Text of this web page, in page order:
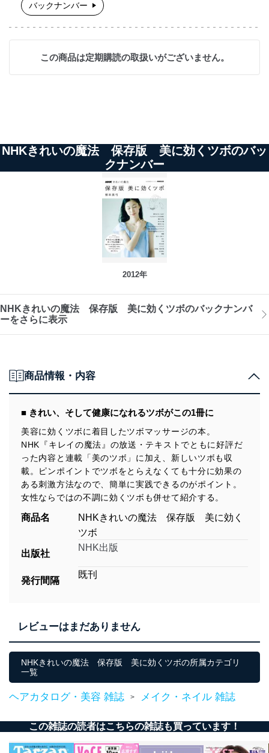
バックナンバー
この商品は定期購読の取扱いがございません。
NHKきれいの魔法 保存版 美に効くツボのバッ
クナンバー
2012年
NHKきれいの魔法 保存版 美に効くツボのバックナンバ
ーをさらに表示
商品情報・内容
■ きれい、そして健康になれるツボがこの1冊に
美容に効くツボに着目したツボマッサージの本。
NHK『キレイの魔法』の放送・テキストでともに好評だ
った内容と連載「美のツボ」に加え、新しいツボも収
載。ピンポイントでツボをとらえなくても十分に効果の
ある刺激方法なので、簡単に実践できるのがポイント。
女性ならではの不調に効くツボも併せて紹介する。
商品名
NHKきれいの魔法 保存版 美に効く
ツボ
出版社
NHK出版
発行間隔
既刊
レビューはまだありません
NHKきれいの魔法 保存版 美に効くツボの所属カテゴリ
一覧
ヘアカタログ・美容 雑誌 > メイク・ネイル 雑誌
この雑誌の読者はこちらの雑誌も買っています！